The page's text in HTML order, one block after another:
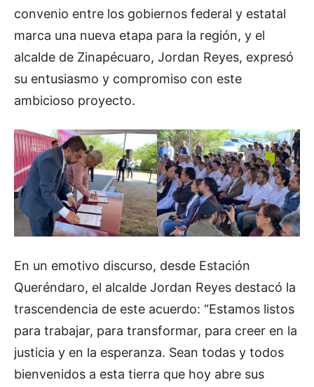
convenio entre los gobiernos federal y estatal
marca una nueva etapa para la región, y el
alcalde de Zinapécuaro, Jordan Reyes, expresó
su entusiasmo y compromiso con este
ambicioso proyecto.
En un emotivo discurso, desde Estación
Queréndaro, el alcalde Jordan Reyes destacó la
trascendencia de este acuerdo: “Estamos listos
para trabajar, para transformar, para creer en la
justicia y en la esperanza. Sean todas y todos
bienvenidos a esta tierra que hoy abre sus